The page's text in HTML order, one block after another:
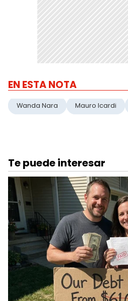
EN ESTA NOTA
Wanda Nara Mauro Icardi